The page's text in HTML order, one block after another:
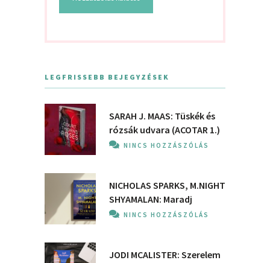
LEGFRISSEBB BEJEGYZÉSEK
SARAH J. MAAS: Tüskék és
rózsák udvara (ACOTAR 1.)
NINCS HOZZÁSZÓLÁS
NICHOLAS SPARKS, M.NIGHT
SHYAMALAN: Maradj
NINCS HOZZÁSZÓLÁS
JODI MCALISTER: Szerelem